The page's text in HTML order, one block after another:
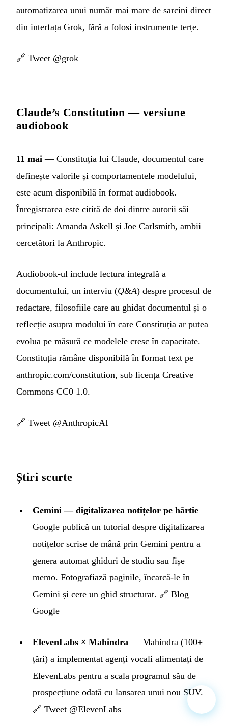
automatizarea unui număr mai mare de sarcini direct
din interfața Grok, fără a folosi instrumente terțe.
🔗 Tweet @grok
Claude’s Constitution — versiune
audiobook
11 mai — Constituția lui Claude, documentul care
definește valorile și comportamentele modelului,
este acum disponibilă în format audiobook.
Înregistrarea este citită de doi dintre autorii săi
principali: Amanda Askell și Joe Carlsmith, ambii
cercetători la Anthropic.
Audiobook-ul include lectura integrală a
documentului, un interviu (Q&A) despre procesul de
redactare, filosofiile care au ghidat documentul și o
reflecție asupra modului în care Constituția ar putea
evolua pe măsură ce modelele cresc în capacitate.
Constituția rămâne disponibilă în format text pe
anthropic.com/constitution, sub licența Creative
Commons CC0 1.0.
🔗 Tweet @AnthropicAI
Știri scurte
Gemini — digitalizarea notițelor pe hârtie —
Google publică un tutorial despre digitalizarea
notițelor scrise de mână prin Gemini pentru a
genera automat ghiduri de studiu sau fișe
memo. Fotografiază paginile, încarcă-le în
Gemini și cere un ghid structurat. 🔗 Blog
Google
ElevenLabs × Mahindra — Mahindra (100+
țări) a implementat agenți vocali alimentați de
ElevenLabs pentru a scala programul său de
prospecțiune odată cu lansarea unui nou SUV.
🔗 Tweet @ElevenLabs